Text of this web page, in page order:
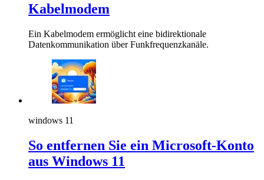
Kabelmodem
Ein Kabelmodem ermöglicht eine bidirektionale
Datenkommunikation über Funkfrequenzkanäle.
windows 11
So entfernen Sie ein Microsoft-Konto
aus Windows 11